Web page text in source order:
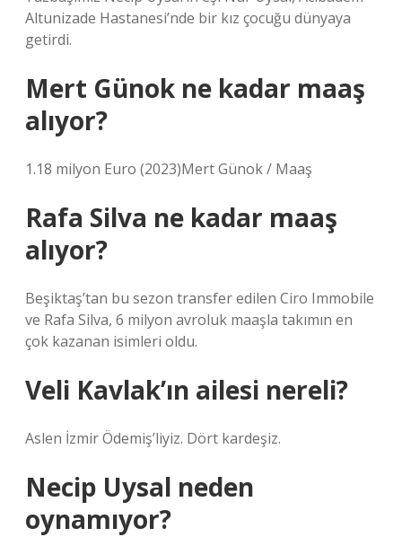
Altunizade Hastanesi’nde bir kız çocuğu dünyaya
getirdi.
Mert Günok ne kadar maaş
alıyor?
1.18 milyon Euro (2023)Mert Günok / Maaş
Rafa Silva ne kadar maaş
alıyor?
Beşiktaş’tan bu sezon transfer edilen Ciro Immobile
ve Rafa Silva, 6 milyon avroluk maaşla takımın en
çok kazanan isimleri oldu.
Veli Kavlak’ın ailesi nereli?
Aslen İzmir Ödemiş’liyiz. Dört kardeşiz.
Necip Uysal neden
oynamıyor?